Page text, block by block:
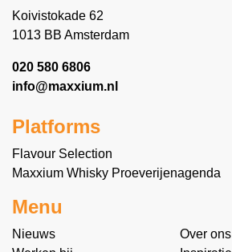
Koivistokade 62
1013 BB Amsterdam
020 580 6806
info@maxxium.nl
Platforms
Flavour Selection
Maxxium Whisky Proeverijenagenda
Menu
Nieuws
Over ons